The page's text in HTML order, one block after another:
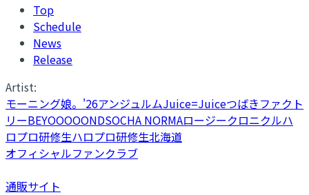
Top
Schedule
News
Release
Artist:
モーニング娘。'26アンジュルムJuice=Juiceつばきファクト
リーBEYOOOOONDSOCHA NORMAロージークロニクルハ
ロプロ研修生ハロプロ研修生北海道
オフィシャルファンクラブ
通販サイト